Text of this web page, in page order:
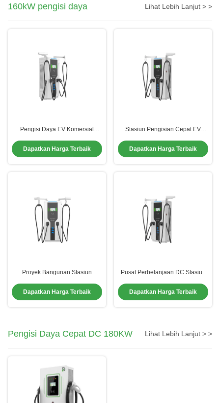
160kW pengisi daya Lihat Lebih Lanjut > >
Pengisi Daya EV Komersial
Konsumsi Energi Rendah, Sistem
Kabel Cerdas
Dapatkan Harga Terbaik
Stasiun Pengisian Cepat EV
Manajemen Kabel, untuk Truk
Berat & Penggunaan Komersial
Dapatkan Harga Terbaik
Proyek Bangunan Stasiun
160kW Pengisi CCS2 Dengan
Senapan Ganda
Dapatkan Harga Terbaik
Pusat Perbelanjaan DC Stasiun
CCS2 Dengan Manajemen Kabel
Dapatkan Harga Terbaik
Pengisi Daya Cepat DC 180KW Lihat Lebih Lanjut > >